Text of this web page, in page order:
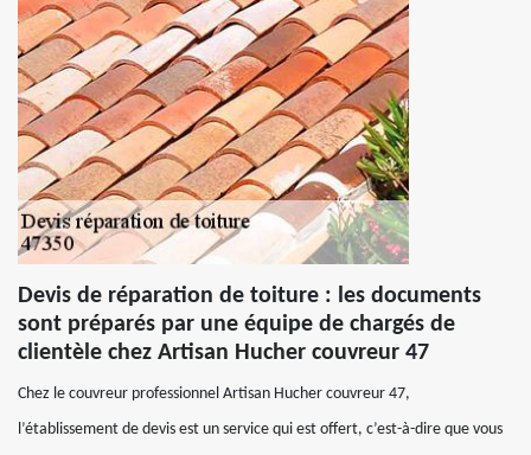
Devis de réparation de toiture : les documents
sont préparés par une équipe de chargés de
clientèle chez Artisan Hucher couvreur 47
Chez le couvreur professionnel Artisan Hucher couvreur 47,
l’établissement de devis est un service qui est offert, c’est-à-dire que vous